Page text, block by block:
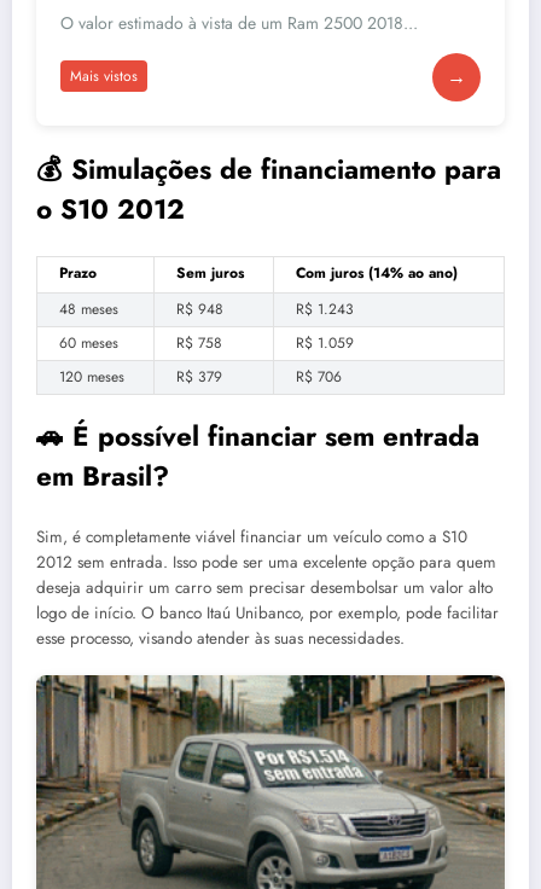
O valor estimado à vista de um Ram 2500 2018...
Mais vistos →
💰 Simulações de financiamento para
o S10 2012
Prazo Sem juros
Com juros (14% ao ano)
48 meses
R$ 948
R$ 1.243
60 meses
R$ 758
R$ 1.059
120 meses
R$ 379 R$ 706
🚗 É possível financiar sem entrada
em Brasil?
Sim, é completamente viável financiar um veículo como a S10
2012 sem entrada. Isso pode ser uma excelente opção para quem
deseja adquirir um carro sem precisar desembolsar um valor alto
logo de início. O banco Itaú Unibanco, por exemplo, pode facilitar
esse processo, visando atender às suas necessidades.